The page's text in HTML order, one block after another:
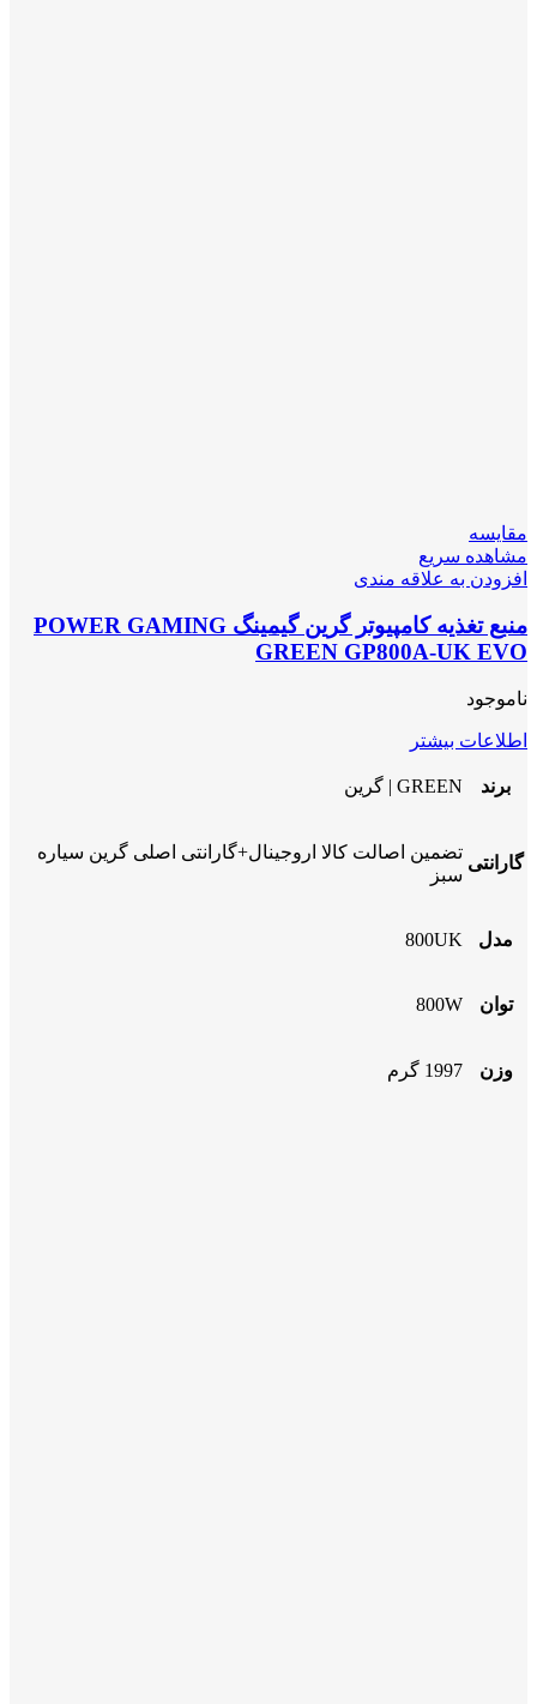
مقایسه
مشاهده سریع
افزودن به علاقه مندی
منبع تغذیه کامپیوتر گرین گیمینگ POWER GAMING
GREEN GP800A-UK EVO
ناموجود
اطلاعات بیشتر
برند GREEN | گرین
گارانتی
تضمین اصالت کالا اروجینال+گارانتی اصلی گرین سیاره
سبز
مدل 800UK
توان 800W
وزن 1997 گرم